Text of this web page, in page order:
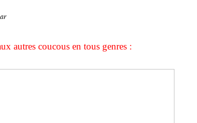
autres coucous en tous genres :